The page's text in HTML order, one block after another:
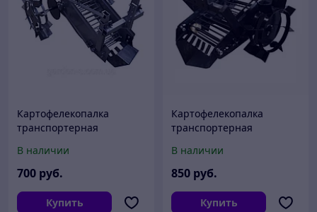
Картофелекопалка
транспортерная
В наличии
700 руб.
Купить
Картофелекопалка
транспортерная
В наличии
850 руб.
Купить